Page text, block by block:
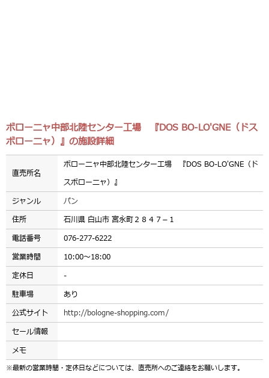
ボローニャ中部北陸センター工場 『DOS BO-LO'GNE（ドス
ボローニャ）』の施設詳細
直売所名
ボローニャ中部北陸センター工場 『DOS BO-LO'GNE（ド
スボローニャ）』
ジャンル
パン
住所
石川県 白山市 宮永町２８４７−１
電話番号
076-277-6222
営業時間
10:00～18:00
定休日
-
駐車場
あり
公式サイト
http://bologne-shopping.com/
セール情報
メモ
※最新の営業時間・定休日などについては、直売所へのご連絡をお願いします。